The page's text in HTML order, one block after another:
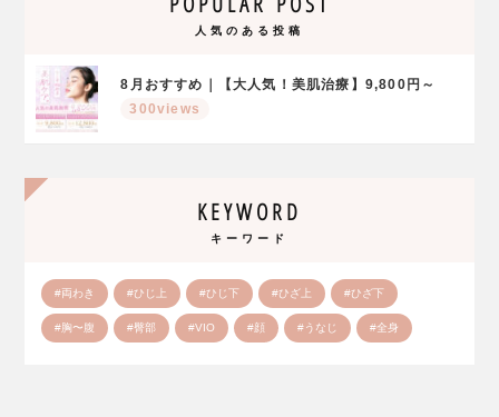
人気のある投稿
8月おすすめ｜【大人気！美肌治療】9,800円～
300views
KEYWORD
キーワード
#両わき #ひじ上 #ひじ下 #ひざ上 #ひざ下
#胸〜腹 #臀部 #VIO #顔 #うなじ #全身